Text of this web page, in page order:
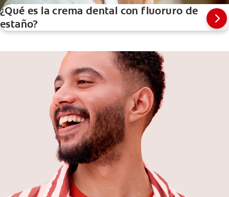
¿Qué es la crema dental con fluoruro de
estaño?